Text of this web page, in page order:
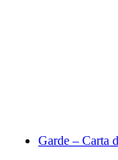
Garde – Carta